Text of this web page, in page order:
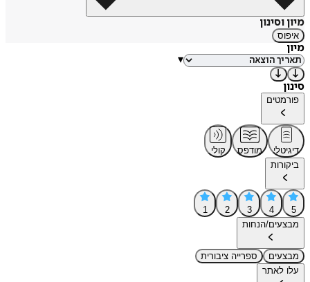
מיון וסינון
איפוס
מיון
▾
סינון
פורמטים
דיגיטלי מודפס
קולי
ביקורות
5
4
3
2
1
מבצעים/הנחות
מבצעים
ספרייה ציבורית
עלו לאתר